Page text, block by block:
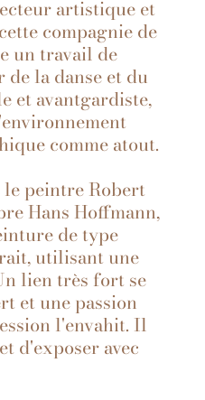
artistique et
compagnie de
un travail de
la danse et du
et avantgardiste,
comme atout.
peintre Robert
Hans Hoffmann,
de type
utilisant une
lien très fort se
et une passion
l'envahit. Il
d'exposer avec